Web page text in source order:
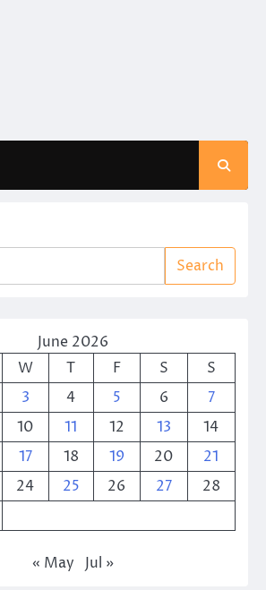
Search
June 2026
W T F S
S
3 4 5 6
7
10 11 12 13
14
17 18 19 20
21
24 25 26 27
28
« May Jul »